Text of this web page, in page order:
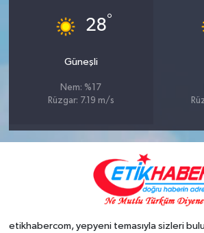
28°
Güneşli
Nem: %17
Rüzgar: 7.19 m/s
etikhabercom, yepyeni temasıyla sizleri